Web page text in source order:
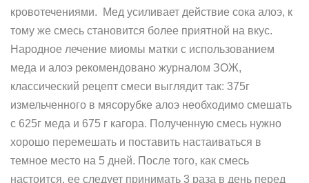
кровотечениями. Мед усиливает действие сока алоэ, к
тому же смесь становится более приятной на вкус.
Народное лечение миомы матки с использованием
меда и алоэ рекомендовано журналом ЗОЖ,
классический рецепт смеси выглядит так: 375г
измельченного в мясорубке алоэ необходимо смешать
с 625г меда и 675 г кагора. Полученную смесь нужно
хорошо перемешать и поставить настаиваться в
темное место на 5 дней. После того, как смесь
настоится, ее следует принимать 3 раза в день перед